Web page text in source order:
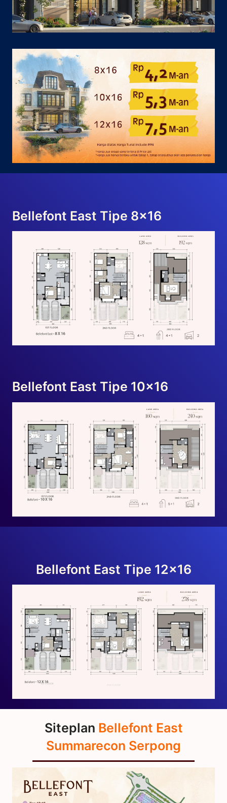
Bellefont East Tipe 8×16
Bellefont East Tipe 10×16
Bellefont East Tipe 12×16
Siteplan Bellefont East
Summarecon Serpong